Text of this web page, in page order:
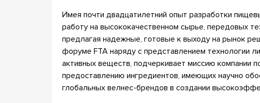
Имея почти двадцатилетний опыт разработки
работу на высококачественном сырье, передовых
предлагая надежные, готовые к выходу на рынок
форуме FTA наряду с представлением технологии
активных веществ, подчеркивает миссию компании
предоставлению ингредиентов, имеющих научно
глобальных велнес-брендов в создании